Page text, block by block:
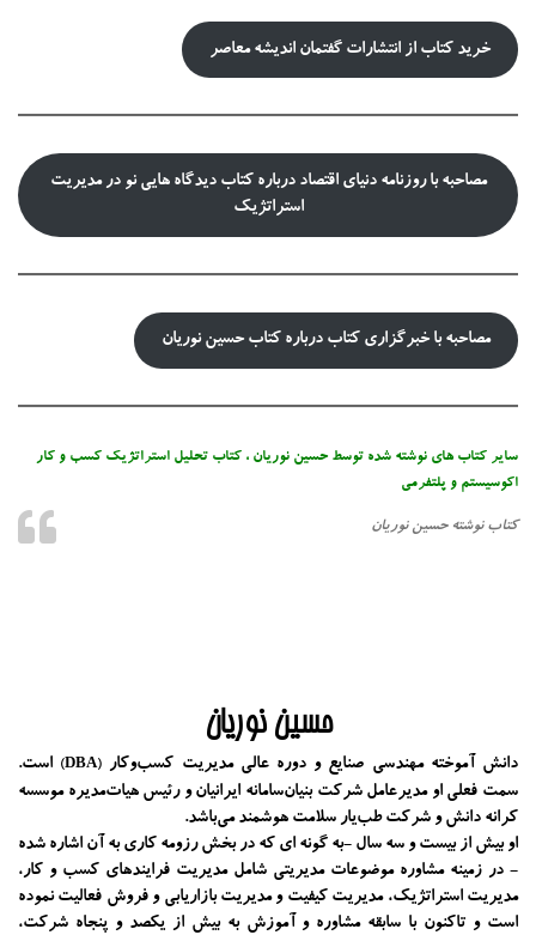
خرید کتاب از انتشارات گفتمان اندیشه معاصر
مصاحبه با روزنامه دنیای اقتصاد درباره کتاب دیدگاه هایی نو در مدیریت
استراتژیک
مصاحبه با خبرگزاری کتاب درباره کتاب حسین نوریان
سایر کتاب های نوشته شده توسط حسین نوریان ، کتاب تحلیل استراتژیک کسب و کار
اکوسیستم و پلتفرمی
کتاب نوشته حسین نوریان
حسین نوریان
دانش آموخته مهندسی صنایع و دوره عالی مدیریت کسب‌و‌کار (DBA)
است.
سمت فعلی او مدیرعامل شرکت بنیان‌سامانه ایرانیان و رئیس هیات‌مدیره موسسه
کرانه دانش و شرکت طب‌یار سلامت هوشمند می‌باشد.
او بیش از بیست و سه سال -به گونه ای که در بخش رزومه کاری به آن اشاره شده
- در زمینه مشاوره موضوعات مدیریتی شامل مدیریت فرایندهای کسب و کار،
مدیریت استراتژیک، مدیریت کیفیت و مدیریت بازاریابی و فروش فعالیت نموده
است و تاکنون با سابقه مشاوره و آموزش به بیش از یکصد و پنجاه شرکت،